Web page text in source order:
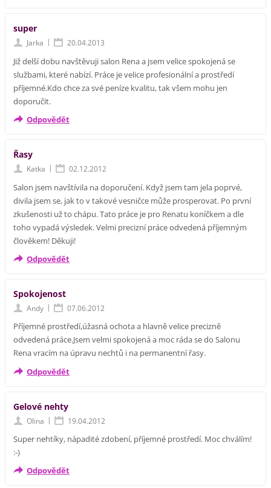
super
Jarka | 20.04.2013
Již delší dobu navštěvuji salon Rena a jsem velice spokojená se
službami, které nabízí. Práce je velice profesionální a prostředí
příjemné.Kdo chce za své peníze kvalitu, tak všem mohu jen
doporučit.
Odpovědět
Řasy
Katka | 02.12.2012
Salon jsem navštívila na doporučení. Když jsem tam jela poprvé,
divila jsem se, jak to v takové vesničce může prosperovat. Po první
zkušenosti už to chápu. Tato práce je pro Renatu koníčkem a dle
toho vypadá výsledek. Velmi precizní práce odvedená příjemným
člověkem! Děkuji!
Odpovědět
Spokojenost
Andy | 07.06.2012
Příjemné prostředí,úžasná ochota a hlavně velice precizně
odvedená práce.Jsem velmi spokojená a moc ráda se do Salonu
Rena vracím na úpravu nechtů i na permanentní řasy.
Odpovědět
Gelové nehty
Olina | 19.04.2012
Super nehtíky, nápadité zdobení, příjemné prostředí. Moc chválím!
:-)
Odpovědět